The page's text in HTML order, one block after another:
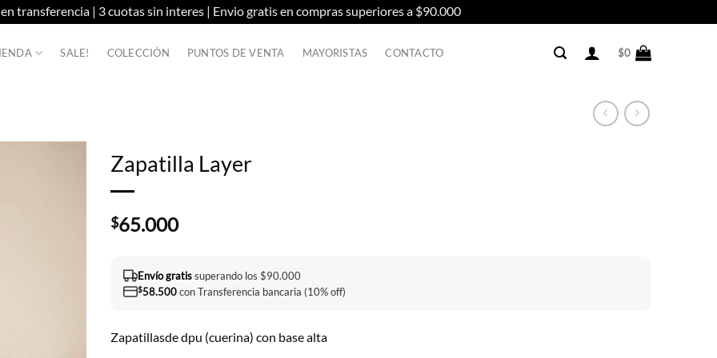
transferencia | 3 cuotas sin interes | Envio gratis en compras superiores a $90.000
SALE! COLECCIÓN PUNTOS DE VENTA MAYORISTAS CONTACTO $0
Zapatilla Layer
$65.000
Envío gratissuperando los $90.000
$58.500con Transferencia bancaria (10% off)
Zapatillasde dpu (cuerina) con base alta